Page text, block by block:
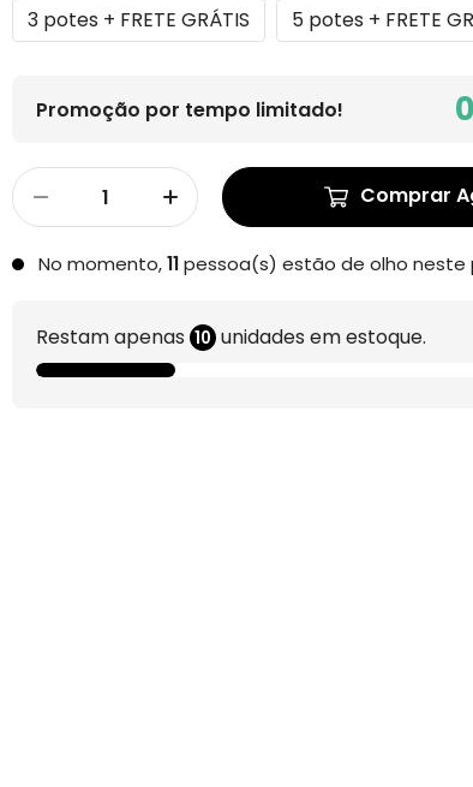
3 potes + FRETE GRÁTIS
5 potes + FRETE
Promoção por tempo limitado!
Comprar
No momento,11pessoa(s) estão de olho neste
Restam apenas 10 unidades em estoque.